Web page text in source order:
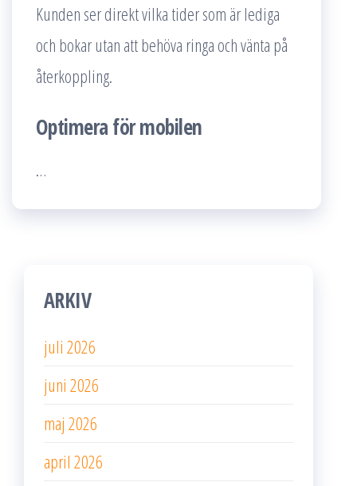
Kunden ser direkt vilka tider som är lediga
och bokar utan att behöva ringa och vänta på
återkoppling.
Optimera för mobilen
…
ARKIV
juli 2026
juni 2026
maj 2026
april 2026